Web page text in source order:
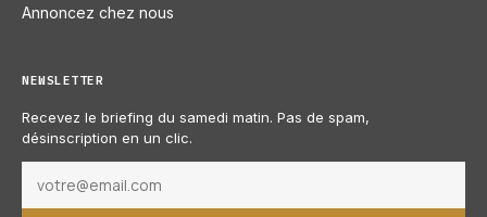
Annoncez chez nous
NEWSLETTER
Recevez le briefing du samedi matin. Pas de spam,
désinscription en un clic.